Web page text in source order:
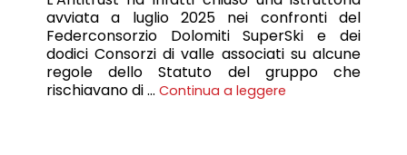
avviata a luglio 2025 nei confronti del
Federconsorzio Dolomiti SuperSki e dei
dodici Consorzi di valle associati su alcune
regole dello Statuto del gruppo che
rischiavano di … Continua a leggere